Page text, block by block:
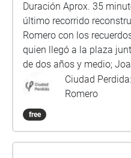
Duración Aprox. 35 minutos Descripción En este
último recorrido
Romero con los
quien llegó a la plaza
de dos años y medio;
Altschul, quienes
Movimiento
Técnicos de El Salvador;
a la plaza como parte del
Ciudad
Romero
free